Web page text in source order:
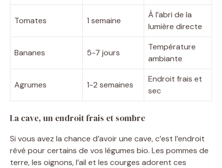
Tomates 1 semaine
À l’abri de la
lumière directe
Bananes 5-7 jours
Température
ambiante
Agrumes 1-2 semaines
Endroit frais et
sec
La cave, un endroit frais et sombre
Si vous avez la chance d’avoir une cave, c’est l’endroit
rêvé pour certains de vos légumes bio. Les pommes de
terre, les oignons, l’ail et les courges adorent ces